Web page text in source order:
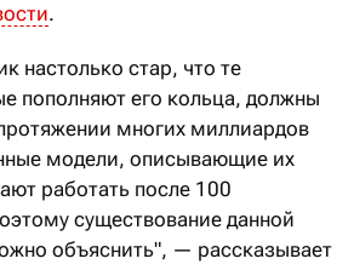
.
настолько стар, что те
пополняют его кольца, должны
многих миллиардов
модели, описывающие их
работать после 100
существование данной
объяснить", — рассказывает